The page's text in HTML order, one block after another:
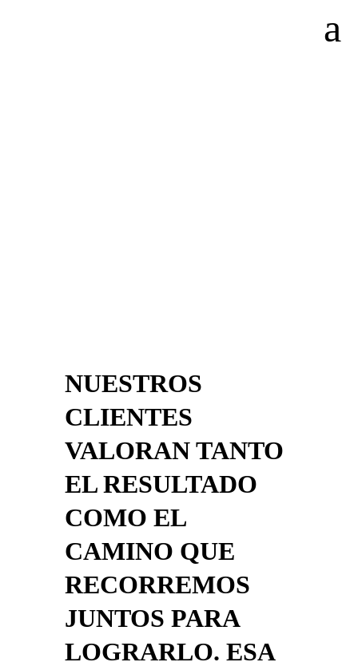
NUESTROS
CLIENTES
VALORAN TANTO
EL RESULTADO
COMO EL
CAMINO QUE
RECORREMOS
JUNTOS PARA
LOGRARLO. ESA